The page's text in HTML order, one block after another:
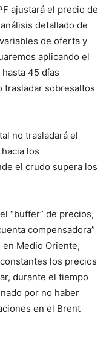
ajustará el precio de
detallado de
de oferta y
aplicando el
45 días
trasladar sobresaltos
no trasladará el
los
el crudo supera los
“buffer” de precios,
compensadora”
Medio Oriente,
los precios
durante el tiempo
por no haber
en el Brent